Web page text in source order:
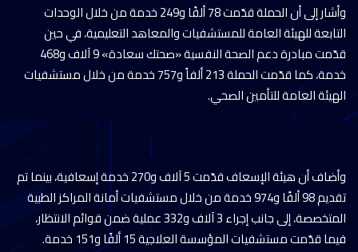
وأشار إلى أن الحملة قدّمت 78 ألفًا و249 خدمة من خلال الوحدات
التابعة للهيئة العامة للمستشفيات والمعاهد التعليمية، في حين
قدّمت مبادرة دعم الصحة النفسية «صحتك سعادة» 9 آلاف و468
خدمة، كما قدّمت الحملة 213 ألفاً و757 خدمة من خلال مستشفيات
الهيئة العامة للتأمين الصحي.
وأضاف أن هيئة الإسعاف قدّمت 5 آلاف و270 خدمة إسعافية، بينما تم
تقديم 98 ألفًا و974 خدمة من خلال مستشفيات أمانة المراكز الطبية
المتخصصة، إلى جانب إجراء 3 آلاف و332 عملية ضمن قوائم الانتظار،
فيما قدّمت مستشفيات المؤسسة العلاجية 15 ألفًا و151 خدمة.